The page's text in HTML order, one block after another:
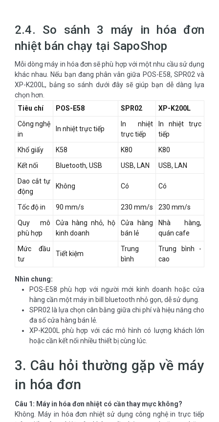
2.4. So sánh 3 máy in hóa đơn
nhiệt bán chạy tại SapoShop
Mỗi dòng máy in hóa đơn sẽ phù hợp với một nhu cầu sử dụng
khác nhau. Nếu bạn đang phân vân giữa POS-E58, SPR02 và
XP-K200L, bảng so sánh dưới đây sẽ giúp bạn dễ dàng lựa
chọn hơn.
Tiêu chí
POS-E58 SPR02
XP-K200L
Công nghệ
in
In nhiệt trực tiếp
In nhiệt
trực tiếp
In nhiệt trực
tiếp
Khổ giấy
K58 K80
K80
Kết nối
Bluetooth, USB USB, LAN
USB, LAN
Dao cắt tự
động
Không Có Có
Tốc độ in 90 mm/s 230 mm/s
230 mm/s
Quy mô
phù hợp
Cửa hàng nhỏ, hộ
kinh doanh
Cửa hàng
bán lẻ
Nhà hàng,
quán cafe
Mức đầu
tư
Tiết kiệm
Trung
bình
Trung bình -
cao
Nhìn chung:
POS-E58 phù hợp với người mới kinh doanh hoặc cửa
hàng cần một máy in bill bluetooth nhỏ gọn, dễ sử dụng.
SPR02 là lựa chọn cân bằng giữa chi phí và hiệu năng cho
đa số cửa hàng bán lẻ.
XP-K200L phù hợp với các mô hình có lượng khách lớn
hoặc cần kết nối nhiều thiết bị cùng lúc.
3. Câu hỏi thường gặp về máy
in hóa đơn
Câu 1: Máy in hóa đơn nhiệt có cần thay mực không?
Không. Máy in hóa đơn nhiệt sử dụng công nghệ in trực tiếp